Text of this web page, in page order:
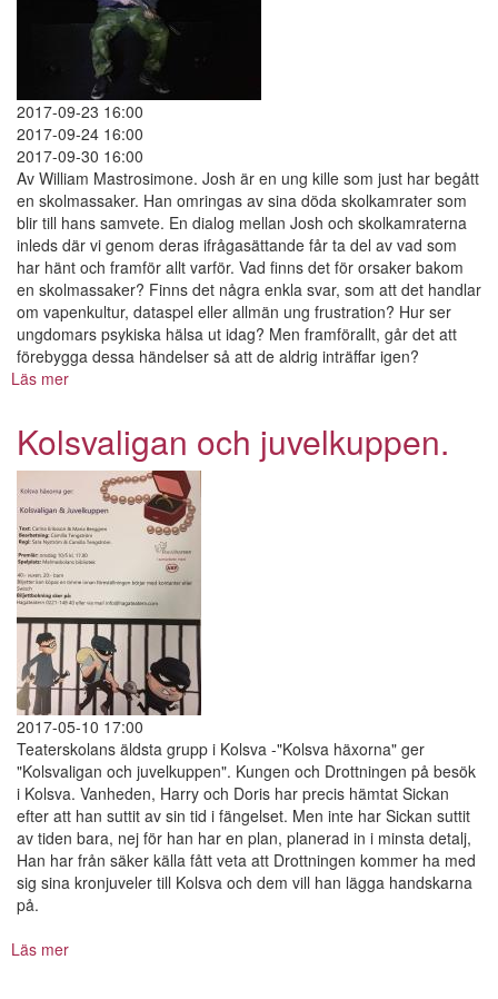
2017-09-23 16:00
2017-09-24 16:00
2017-09-30 16:00
Av William Mastrosimone. Josh är en ung kille som just har begått
en skolmassaker. Han omringas av sina döda skolkamrater som
blir till hans samvete. En dialog mellan Josh och skolkamraterna
inleds där vi genom deras ifrågasättande får ta del av vad som
har hänt och framför allt varför. Vad finns det för orsaker bakom
en skolmassaker? Finns det några enkla svar, som att det handlar
om vapenkultur, dataspel eller allmän ung frustration? Hur ser
ungdomars psykiska hälsa ut idag? Men framförallt, går det att
förebygga dessa händelser så att de aldrig inträffar igen?
Läs mer
du
är
död!
Kolsvaligan och juvelkuppen.
2017-05-10 17:00
Teaterskolans äldsta grupp i Kolsva -"Kolsva häxorna" ger
"Kolsvaligan och juvelkuppen". Kungen och Drottningen på besök
i Kolsva. Vanheden, Harry och Doris har precis hämtat Sickan
efter att han suttit av sin tid i fängelset. Men inte har Sickan suttit
av tiden bara, nej för han har en plan, planerad in i minsta detalj,
Han har från säker källa fått veta att Drottningen kommer ha med
sig sina kronjuveler till Kolsva och dem vill han lägga handskarna
på.
Läs mer